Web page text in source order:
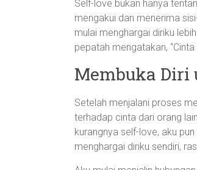
Self-love bukan hanya
mengakui dan menerima
mulai menghargai diriku
pepatah mengatakan,
Membuka Diri
Setelah menjalani proses
terhadap cinta dari orang
kurangnya self-love, aku
menghargai diriku sendiri,